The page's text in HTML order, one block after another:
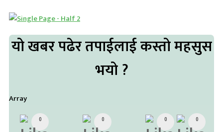
यो खबर पढेर तपाईलाई कस्तो महसुस
भयो ?
Array
0 0 0 0